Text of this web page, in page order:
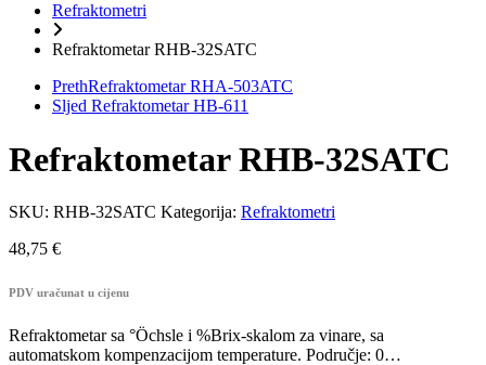
Refraktometri
Refraktometar RHB-32SATC
PrethRefraktometar RHA-503ATC
Sljed Refraktometar HB-611
Refraktometar RHB-32SATC
SKU: RHB-32SATC Kategorija: Refraktometri
48,75 €
PDV uračunat u cijenu
Refraktometar sa °Öchsle i %Brix-skalom za vinare, sa
automatskom kompenzacijom temperature. Područje: 0…